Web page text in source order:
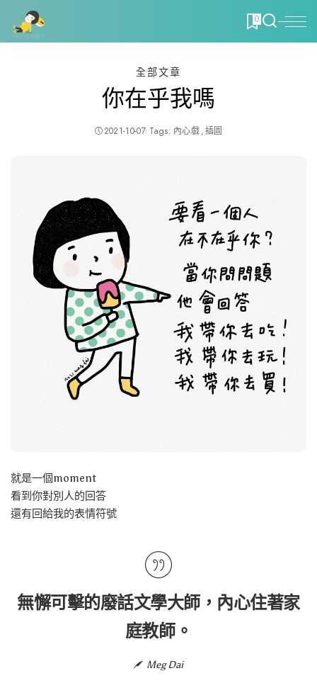
0
全部文章
你在乎我嗎
2021-10-07 Tags: 內心戲 插圖
就是一個moment
看到你對別人的回答
還有回給我的表情符號
無懈可擊的廢話文學大師，內心住著家
庭教師。
Meg Dai